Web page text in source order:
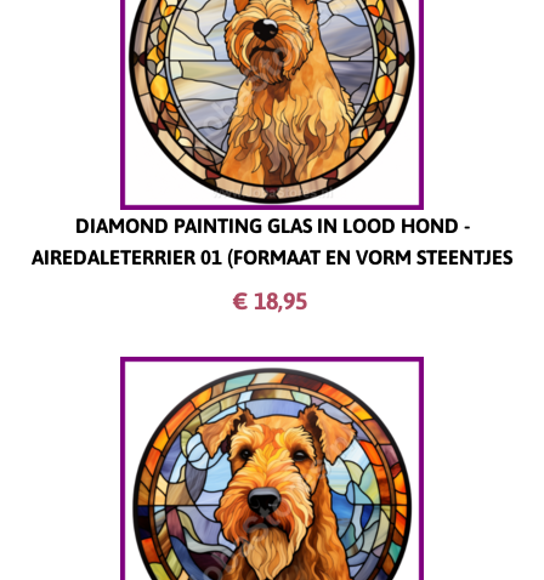
DIAMOND PAINTING GLAS IN LOOD HOND -
AIREDALETERRIER 01 (FORMAAT EN VORM STEENTJES
NAAR KEUZE)
€ 18,95